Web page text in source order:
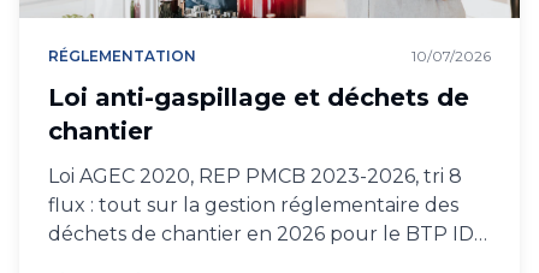
RÉGLEMENTATION 10/07/2026
Loi anti-gaspillage et déchets de
chantier
Loi AGEC 2020, REP PMCB 2023-2026, tri 8
flux : tout sur la gestion réglementaire des
déchets de chantier en 2026 pour le BTP IDF